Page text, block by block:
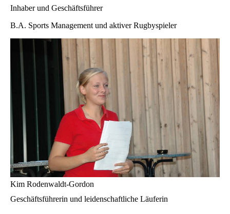
Inhaber und Geschäftsführer
B.A. Sports Management und aktiver Rugbyspieler
Kim Rodenwaldt-Gordon
Geschäftsführerin und leidenschaftliche Läuferin